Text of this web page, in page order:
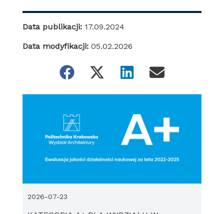
Data publikacji: 17.09.2024
Data modyfikacji: 05.02.2026
2026-07-23